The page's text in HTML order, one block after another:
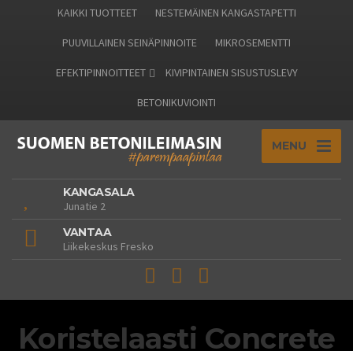
KAIKKI TUOTTEET NESTEMÄINEN KANGASTAPETTI
PUUVILLAINEN SEINÄPINNOITE MIKROSEMENTTI
EFEKTIPINNOITTEET KIVIPINTAINEN SISUSTUSLEVY
BETONIKUVIOINTI
MENU
KANGASALA
Junatie 2
VANTAA
Liikekeskus Fresko
Koristelaasti Concrete